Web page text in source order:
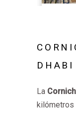
DHABI
La
kilómetros